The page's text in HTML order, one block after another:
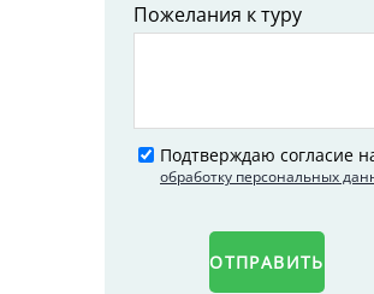
Пожелания к туру
Подтверждаю согласие
обработку персональных
ОТПРАВИТЬ